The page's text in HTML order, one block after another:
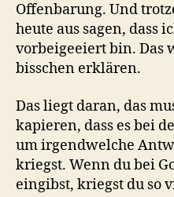
Offenbarung. Und
heute aus sagen, dass
vorbeigeeiert bin. Das
bisschen erklären.
Das liegt daran, das
kapieren, dass es bei
um irgendwelche
kriegst. Wenn du bei
eingibst, kriegst du so